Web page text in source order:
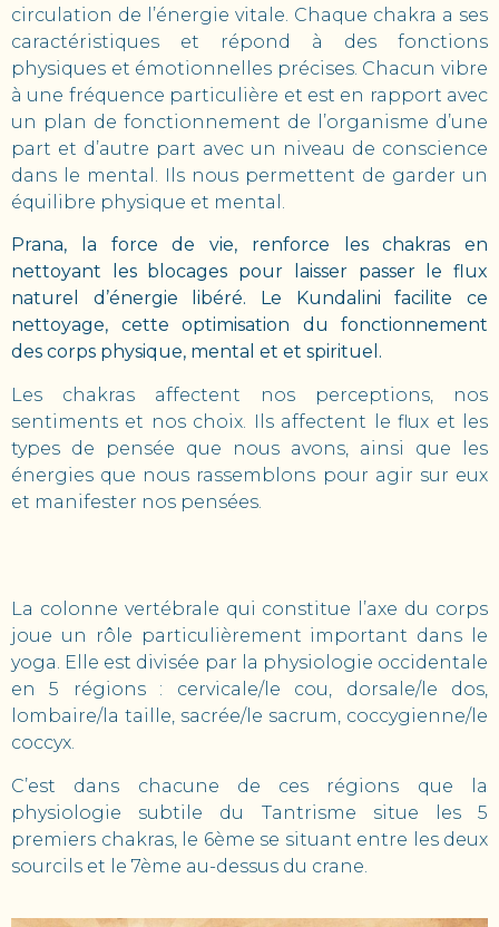
circulation de l’énergie vitale. Chaque chakra a ses
caractéristiques et répond à des fonctions
physiques et émotionnelles précises. Chacun vibre
à une fréquence particulière et est en rapport avec
un plan de fonctionnement de l’organisme d’une
part et d’autre part avec un niveau de conscience
dans le mental. Ils nous permettent de garder un
équilibre physique et mental.
Prana, la force de vie, renforce les chakras en
nettoyant les blocages pour laisser passer le flux
naturel d’énergie libéré. Le Kundalini facilite ce
nettoyage, cette optimisation du fonctionnement
des corps physique, mental et et spirituel.
Les chakras affectent nos perceptions, nos
sentiments et nos choix. Ils affectent le flux et les
types de pensée que nous avons, ainsi que les
énergies que nous rassemblons pour agir sur eux
et manifester nos pensées.
La colonne vertébrale qui constitue l’axe du corps
joue un rôle particulièrement important dans le
yoga. Elle est divisée par la physiologie occidentale
en 5 régions : cervicale/le cou, dorsale/le dos,
lombaire/la taille, sacrée/le sacrum, coccygienne/le
coccyx.
C’est dans chacune de ces régions que la
physiologie subtile du Tantrisme situe les 5
premiers chakras, le 6ème se situant entre les deux
sourcils et le 7ème au-dessus du crane.